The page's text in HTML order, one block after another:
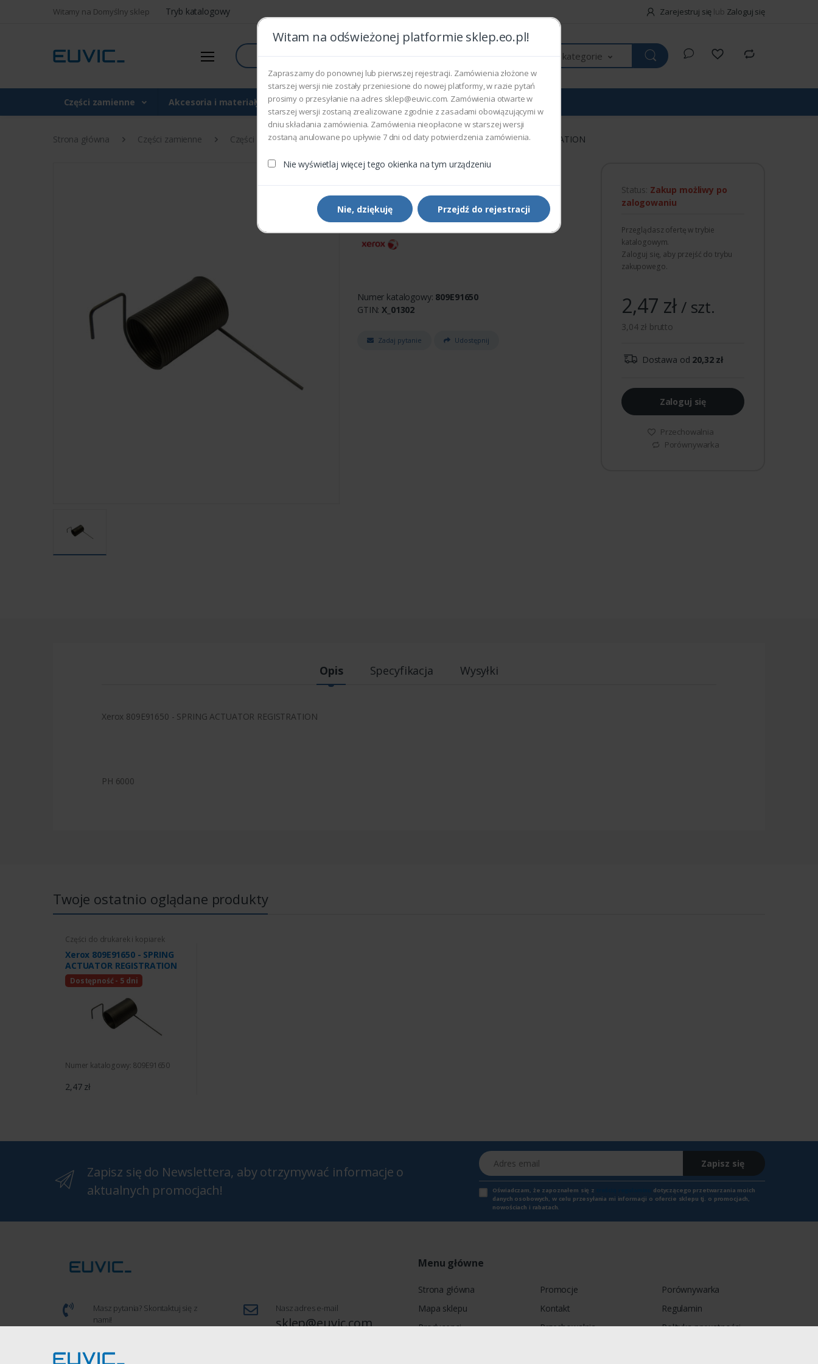
Witamy na Domyślny sklep Tryb katalogowy Zarejestruj się lub Zaloguj się
Szukaj
Wszystkie kategorie
Części zamienne Akcesoria i materiały eksploatacyjne
Witam na odświeżonej platformie sklep.eo.pl!
Zapraszamy do ponownej lub pierwszej rejestracji. Zamówienia złożone w
starszej wersji nie zostały przeniesione do nowej platformy, w razie pytań
prosimy o przesyłanie na adres sklep@euvic.com. Zamówienia otwarte w
starszej wersji zostaną zrealizowane zgodnie z zasadami obowiązującymi w
dniu składania zamówienia. Zamówienia nieopłacone w starszej wersji
zostaną anulowane po upływie 7 dni od daty potwierdzenia zamówienia.
Nie wyświetlaj więcej tego okienka na tym urządzeniu
Nie, dziękuję Przejdź do rejestracji
Strona główna Części zamienne Części do drukarek i kopiarek Xerox 809E91650 - SPRING ACTUATOR REGISTRATION
Części do drukarek i kopiarek
Xerox 809E91650 - SPRING
ACTUATOR REGISTRATION
Numer katalogowy: 809E91650
GTIN:X_01302
Zadaj pytanie Udostępnij
Status: Zakup możliwy po
zalogowaniu
Przeglądasz ofertę w trybie
katalogowym.
Zaloguj się, aby przejść do trybu
zakupowego.
2,47 zł / szt.
3,04 zł brutto
Dostawa od 20,32 zł
Zaloguj się
Przechowalnia
Porównywarka
Opis Specyfikacja Wysyłki
Xerox 809E91650 - SPRING ACTUATOR REGISTRATION
PH 6000
Twoje ostatnio oglądane produkty
Części do drukarek i kopiarek
Xerox 809E91650 - SPRING
ACTUATOR REGISTRATION
Dostępność - 5 dni
Numer katalogowy: 809E91650
2,47 zł
Zapisz się do Newslettera, aby otrzymywać informacje o
aktualnych promocjach!
Adres email
Zapisz się
Oświadczam, że zapoznałem się z
dotyczącego przetwarzania moich
danych osobowych, w celu przesyłania mi informacji o ofercie sklepu tj. o promocjach,
nowościach i rabatach.
Masz pytania? Skontaktuj się z
nami!
Nasz adres e-mail
sklep@euvic.com
Menu główne
Strona główna
Mapa sklepu
Producenci
Promocje
Kontakt
Przechowalnia
Porównywarka
Regulamin
Polityka prywatności